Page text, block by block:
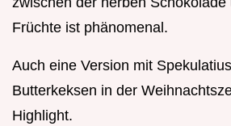
Früchte ist phänomenal.
Auch eine Version mit
Butterkeksen in der
Highlight.